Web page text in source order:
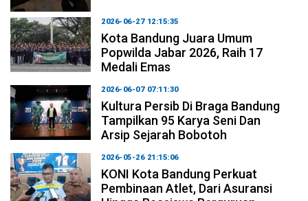
2026-06-27 12:15:35
Kota Bandung Juara Umum
Popwilda Jabar 2026, Raih 17
Medali Emas
2026-06-07 07:11:30
Kultura Persib Di Braga Bandung
Tampilkan 95 Karya Seni Dan
Arsip Sejarah Bobotoh
2026-05-26 21:15:06
KONI Kota Bandung Perkuat
Pembinaan Atlet, Dari Asuransi